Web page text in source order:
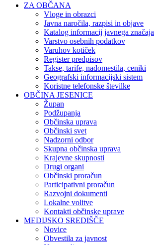
ZA OBČANA
Vloge in obrazci
Javna naročila, razpisi in objave
Katalog informacij javnega značaja
Varstvo osebnih podatkov
Varuhov kotiček
Register predpisov
Takse, tarife, nadomestila, ceniki
Geografski informacijski sistem
Koristne telefonske številke
OBČINA JESENICE
Župan
Podžupanja
Občinska uprava
Občinski svet
Nadzorni odbor
Skupna občinska uprava
Krajevne skupnosti
Drugi organi
Občinski proračun
Participativni proračun
Razvojni dokumenti
Lokalne volitve
Kontakti občinske uprave
MEDIJSKO SREDIŠČE
Novice
Obvestila za javnost